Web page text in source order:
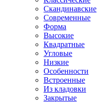
Скандинавские
Современные
Форма
Высокие
Квадратные
Угловые
Низкие
Особенности
Встроенные
Из кладовки
Закрытые